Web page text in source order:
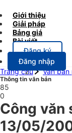
Giới thiệu
Giải pháp
Bảng giá
Bài viết
Đăng ký
Đăng nhập
Trang chủ
Văn
Thông tin văn bản
85
0
Công văn
13/05/